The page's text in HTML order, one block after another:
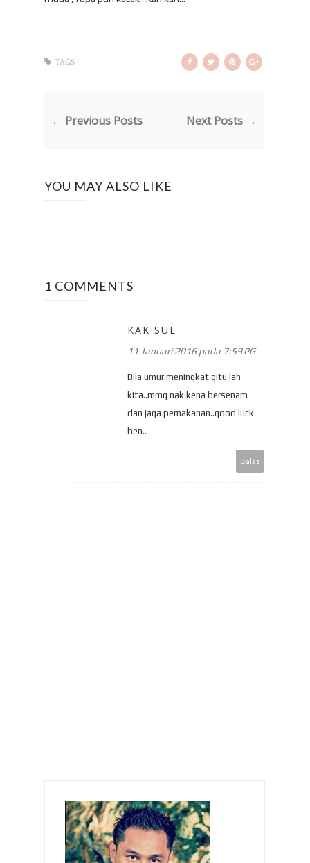
TAGS :
← Previous Posts Next Posts →
YOU MAY ALSO LIKE
1 COMMENTS
KAK SUE
11 Januari 2016 pada 7:59 PG
Bila umur meningkat gitu lah
kita..mmg nak kena bersenam
dan jaga pemakanan..good luck
ben..
Balas